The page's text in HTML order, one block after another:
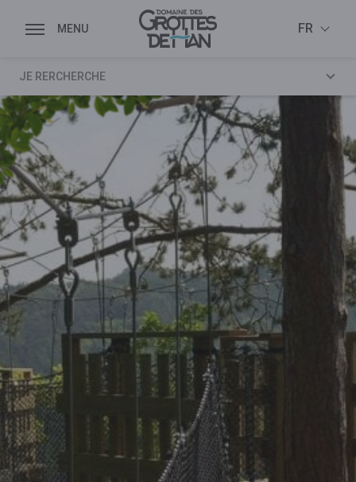
FR
JE RERCHERCHE
MÉDIATHÈQUE
LOGOS